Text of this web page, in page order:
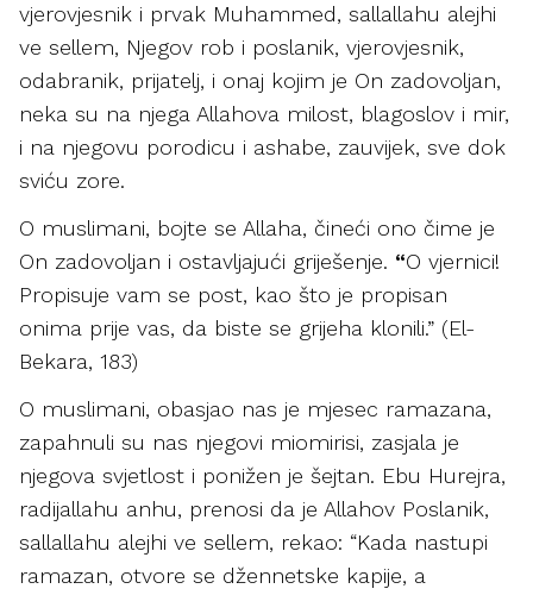
vjerovjesnik i prvak Muhammed, sallallahu alejhi
ve sellem, Njegov rob i poslanik, vjerovjesnik,
odabranik, prijatelj, i onaj kojim je On zadovoljan,
neka su na njega Allahova milost, blagoslov i mir,
i na njegovu porodicu i ashabe, zauvijek, sve dok
sviću zore.
O muslimani, bojte se Allaha, čineći ono čime je
On zadovoljan i ostavljajući griješenje. “O vjernici!
Propisuje vam se post, kao što je propisan
onima prije vas, da biste se grijeha klonili.” (El-
Bekara, 183)
O muslimani, obasjao nas je mjesec ramazana,
zapahnuli su nas njegovi miomirisi, zasjala je
njegova svjetlost i ponižen je šejtan. Ebu Hurejra,
radijallahu anhu, prenosi da je Allahov Poslanik,
sallallahu alejhi ve sellem, rekao: “Kada nastupi
ramazan, otvore se džennetske kapije, a